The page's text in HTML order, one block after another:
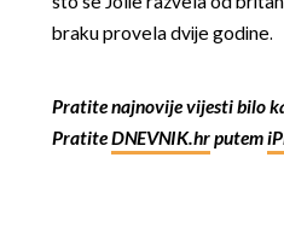
braku provela dvije godine.
Pratite najnovije vijesti bilo
PratiteDNEVNIK.hrputem